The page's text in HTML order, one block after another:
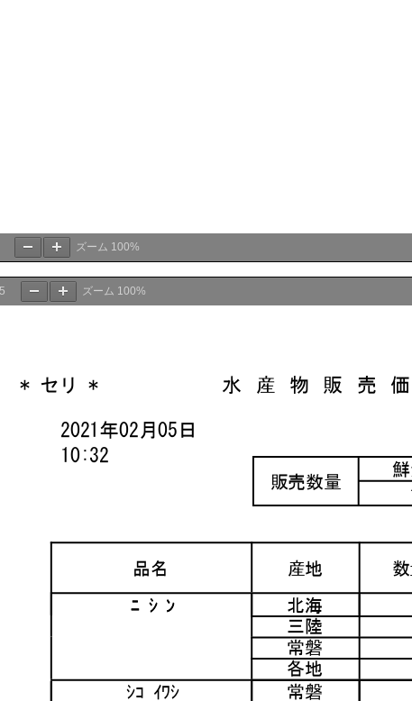
ズーム 100%
ズーム 100%